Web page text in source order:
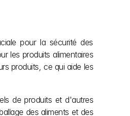
pour la sécurité des
les produits alimentaires
produits, ce qui aide les
de produits et d'autres
des aliments et des